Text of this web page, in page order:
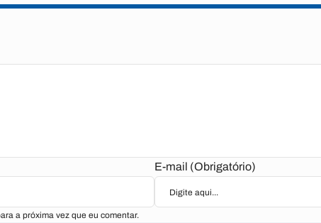
E-mail (Obrigatório)
a próxima vez que eu comentar.